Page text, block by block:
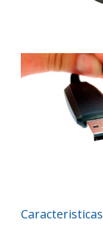
Caracteristicas